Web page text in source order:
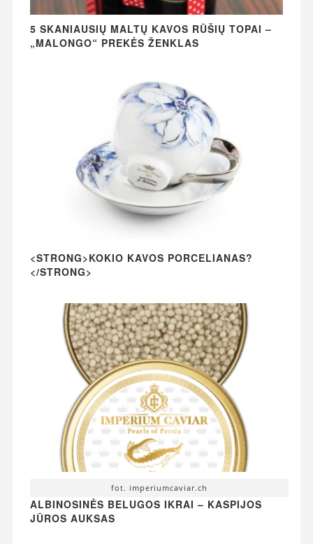
5 SKANIAUSIŲ MALTŲ KAVOS RŪŠIŲ TOPAI –
„MALONGO“ PREKĖS ŽENKLAS
<STRONG>KOKIO KAVOS PORCELIANAS?
</STRONG>
fot. imperiumcaviar.ch
ALBINOSINĖS BELUGOS IKRAI – KASPIJOS
JŪROS AUKSAS